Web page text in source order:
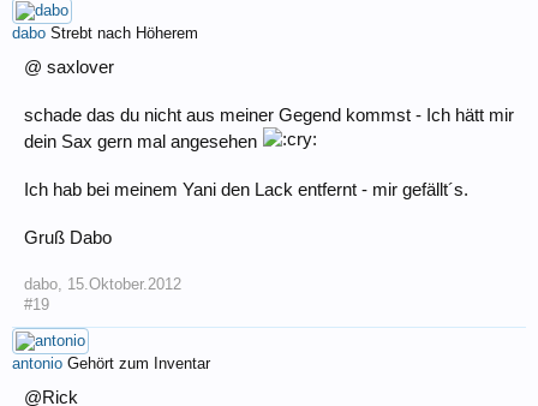
dabo Strebt nach Höherem
@ saxlover
schade das du nicht aus meiner Gegend kommst - Ich hätt mir
dein Sax gern mal angesehen
Ich hab bei meinem Yani den Lack entfernt - mir gefällt´s.
Gruß Dabo
dabo 15.Oktober.2012
#19
antonio Gehört zum Inventar
@Rick